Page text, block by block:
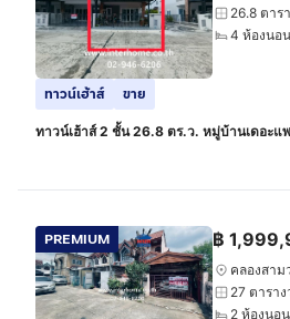
26.8 ตาร
4 ห้องนอน
ทาวน์เฮ้าส์ ขาย
ทาวน์เฮ้าส์ 2 ชั้น 26.8 ตร.ว. หมู่บ้านเดอะแ
PREMIUM ฿
คลองสาม
27 ตาราง
2 ห้องนอน